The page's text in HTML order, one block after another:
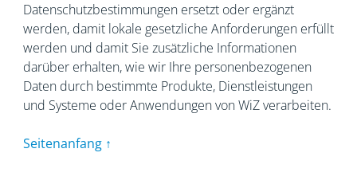
Datenschutzbestimmungen ersetzt oder ergänzt
werden, damit lokale gesetzliche Anforderungen erfüllt
werden und damit Sie zusätzliche Informationen
darüber erhalten, wie wir Ihre personenbezogenen
Daten durch bestimmte Produkte, Dienstleistungen
und Systeme oder Anwendungen von WiZ verarbeiten.
Seitenanfang ↑